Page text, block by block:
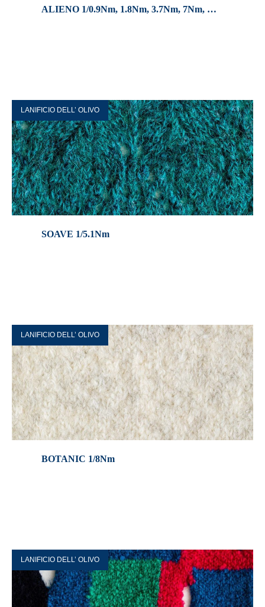
ALIENO 1/0.9Nm, 1.8Nm, 3.7Nm, 7Nm, …
LANIFICIO DELL’ OLIVO
SOAVE 1/5.1Nm
LANIFICIO DELL’ OLIVO
BOTANIC 1/8Nm
LANIFICIO DELL’ OLIVO